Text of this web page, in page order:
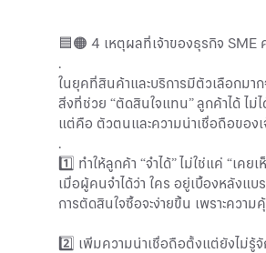
🟦🟠 4 เหตุผลที่เจ้าของธุรกิจ
.
ในยุคที่สินค้าและบริการมีตัวเลือกมา
สิ่งที่ช่วย “ตัดสินใจแทน” ลูกค้าได้ ไม่
แต่คือ ตัวตนและความน่าเชื่อถือของเ
.
1️⃣ ทำให้ลูกค้า “จำได้” ไม่ใช่แค่ “เคยเ
เมื่อผู้คนจำได้ว่า ใคร อยู่เบื้องหลังแบ
การตัดสินใจซื้อจะง่ายขึ้น เพราะควา
2️⃣ เพิ่มความน่าเชื่อถือตั้งแต่ยังไม่รู้